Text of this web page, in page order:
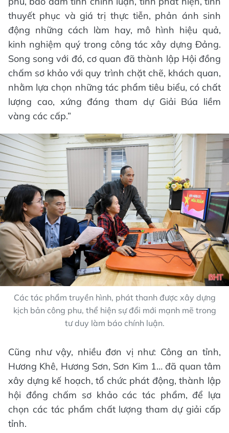
thuyết phục và giá trị thực tiễn, phản ánh sinh
động những cách làm hay, mô hình hiệu quả,
kinh nghiệm quý trong công tác xây dựng Đảng.
Song song với đó, cơ quan đã thành lập Hội đồng
chấm sơ khảo với quy trình chặt chẽ, khách quan,
nhằm lựa chọn những tác phẩm tiêu biểu, có chất
lượng cao, xứng đáng tham dự Giải Búa liềm
vàng các cấp.”
Các tác phẩm truyền hình, phát thanh được xây dựng
kịch bản công phu, thể hiện sự đổi mới mạnh mẽ trong
tư duy làm báo chính luận.
Cũng như vậy, nhiều đơn vị như: Công an tỉnh,
Hương Khê, Hương Sơn, Sơn Kim 1… đã quan tâm
xây dựng kế hoạch, tổ chức phát động, thành lập
hội đồng chấm sơ khảo các tác phẩm, để lựa
chọn các tác phẩm chất lượng tham dự giải cấp
tỉnh.